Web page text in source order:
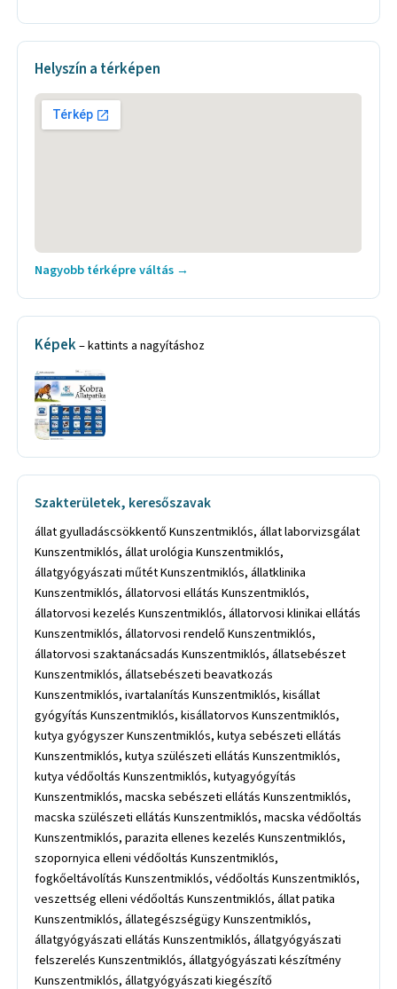
Helyszín a térképen
Nagyobb térképre váltás →
Képek– kattints a nagyításhoz
Szakterületek, keresőszavak
állat gyulladáscsökkentő Kunszentmiklós, állat laborvizsgálat
Kunszentmiklós, állat urológia Kunszentmiklós,
állatgyógyászati műtét Kunszentmiklós, állatklinika
Kunszentmiklós, állatorvosi ellátás Kunszentmiklós,
állatorvosi kezelés Kunszentmiklós, állatorvosi klinikai ellátás
Kunszentmiklós, állatorvosi rendelő Kunszentmiklós,
állatorvosi szaktanácsadás Kunszentmiklós, állatsebészet
Kunszentmiklós, állatsebészeti beavatkozás
Kunszentmiklós, ivartalanítás Kunszentmiklós, kisállat
gyógyítás Kunszentmiklós, kisállatorvos Kunszentmiklós,
kutya gyógyszer Kunszentmiklós, kutya sebészeti ellátás
Kunszentmiklós, kutya szülészeti ellátás Kunszentmiklós,
kutya védőoltás Kunszentmiklós, kutyagyógyítás
Kunszentmiklós, macska sebészeti ellátás Kunszentmiklós,
macska szülészeti ellátás Kunszentmiklós, macska védőoltás
Kunszentmiklós, parazita ellenes kezelés Kunszentmiklós,
szopornyica elleni védőoltás Kunszentmiklós,
fogkőeltávolítás Kunszentmiklós, védőoltás Kunszentmiklós,
veszettség elleni védőoltás Kunszentmiklós, állat patika
Kunszentmiklós, állategészségügy Kunszentmiklós,
állatgyógyászati ellátás Kunszentmiklós, állatgyógyászati
felszerelés Kunszentmiklós, állatgyógyászati készítmény
Kunszentmiklós, állatgyógyászati kiegészítő